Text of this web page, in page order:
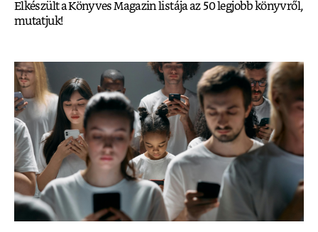
Elkészült a Könyves Magazin listája az 50 legjobb könyvről,
mutatjuk!